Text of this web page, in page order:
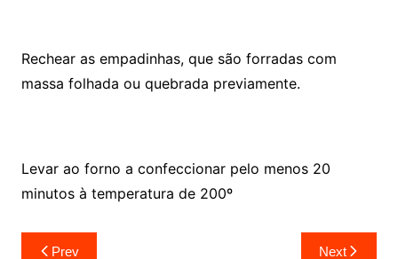
Rechear as empadinhas, que são forradas com
massa folhada ou quebrada previamente.
Levar ao forno a confeccionar pelo menos 20
minutos à temperatura de 200º
Navegação
Prev Next